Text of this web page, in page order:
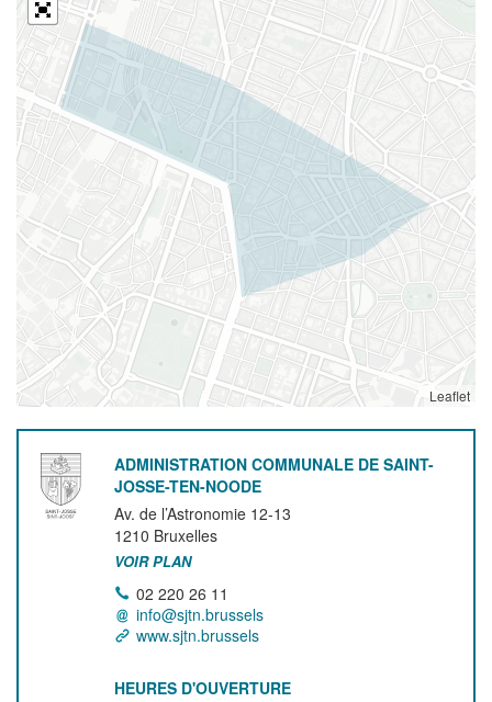
Leaflet
ADMINISTRATION COMMUNALE DE SAINT-
JOSSE-TEN-NOODE
Av. de l’Astronomie 12-13
1210 Bruxelles
VOIR PLAN
02 220 26 11
info@sjtn.brussels
www.sjtn.brussels
HEURES D'OUVERTURE